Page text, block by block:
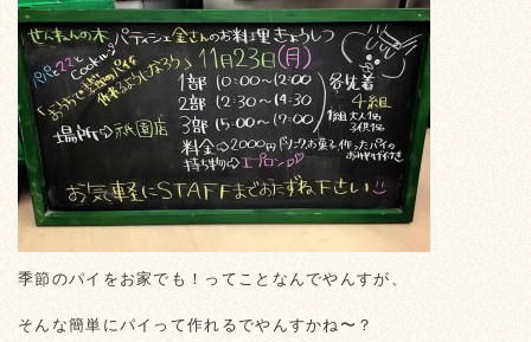
季節のパイをお家でも！ってことなんでやんすが、
そんな簡単にパイって作れるでやんすかね〜？